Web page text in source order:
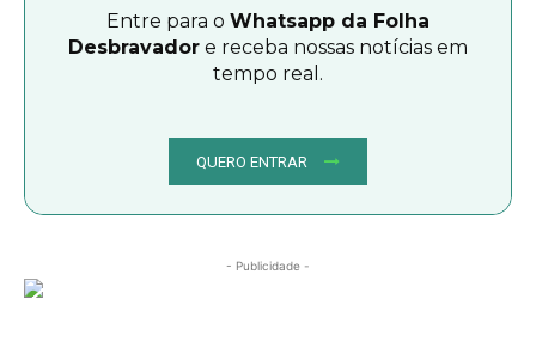
Entre para o Whatsapp da Folha
Desbravador e receba nossas notícias em
tempo real.
QUERO ENTRAR
- Publicidade -